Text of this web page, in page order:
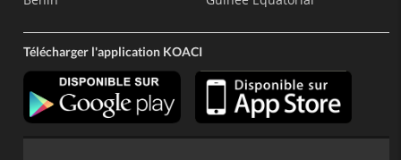
Télécharger l'application KOACI